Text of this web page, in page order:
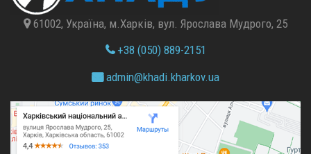
61002, Україна, м.Харків, вул. Ярослава Мудрого, 25
+38 (050) 889-2151
admin@khadi.kharkov.ua